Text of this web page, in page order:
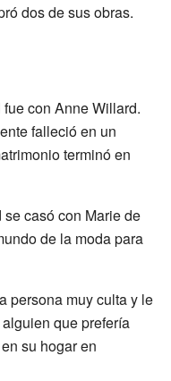
dos de sus obras.
con Anne Willard.
falleció en un
terminó en
casó con Marie de
de la moda para
persona muy culta y le
que prefería
su hogar en